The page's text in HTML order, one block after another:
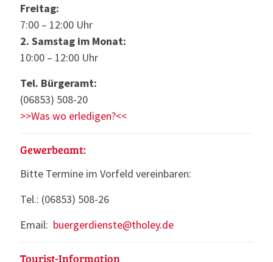
Freitag:
7:00 – 12:00 Uhr
2. Samstag im Monat:
10:00 – 12:00 Uhr
Tel. Bürgeramt:
(06853) 508-20
>>Was wo erledigen?<<
Gewerbeamt:
Bitte Termine im Vorfeld vereinbaren:
Tel.: (06853) 508-26
Email: buergerdienste@tholey.de
Tourist-Information